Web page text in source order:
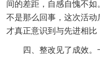
间的差距，自感自愧不
不是那么回事，这次活动
才真正意识到与先进相比
四、整改见了成效